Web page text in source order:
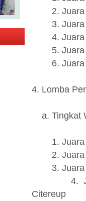
2. Juara 2
3. Juara 3
4. Juara
5. Juara
6. Juara
4. Lomba
a. Tingkat
1. Juara 1
2. Juara 2
3. Juara 3
4. Juara
Citereup